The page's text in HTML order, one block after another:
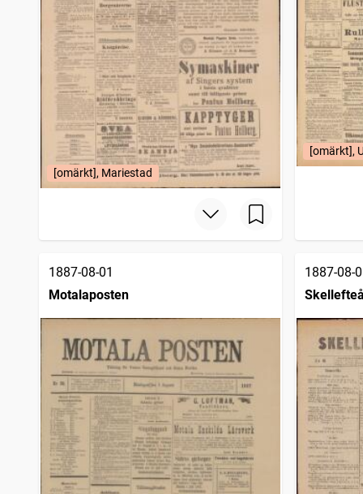
[omärkt], Mariestad
[omärkt],
1887-08-01
Motalaposten
1887-08-